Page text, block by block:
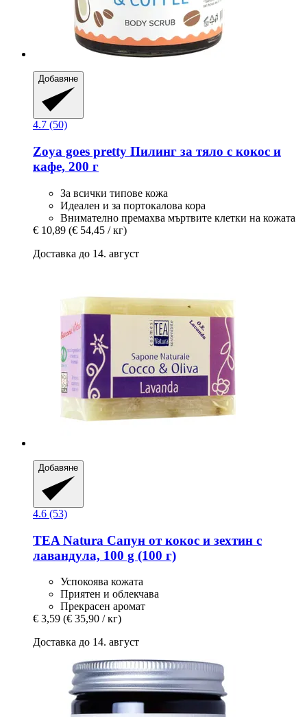
Добавяне
4.7 (50)
Zoya goes pretty Пилинг за тяло с кокос и
кафе, 200 г
За всички типове кожа
Идеален и за портокалова кора
Внимателно премахва мъртвите клетки на кожата
€ 10,89 (€ 54,45 / кг)
Доставка до 14. август
Добавяне
4.6 (53)
TEA Natura Сапун от кокос и зехтин с
лавандула, 100 g (100 г)
Успокоява кожата
Приятен и облекчава
Прекрасен аромат
€ 3,59 (€ 35,90 / кг)
Доставка до 14. август